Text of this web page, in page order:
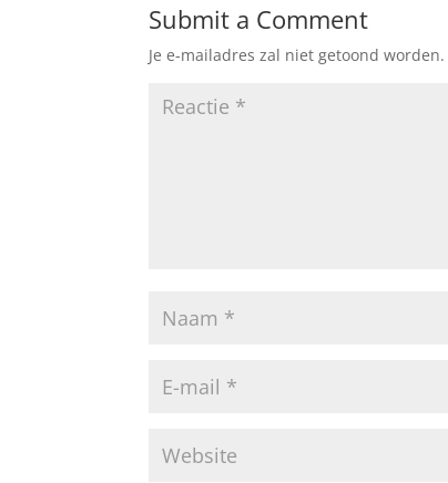
Submit a Comment
Je e-mailadres zal niet getoond worden.